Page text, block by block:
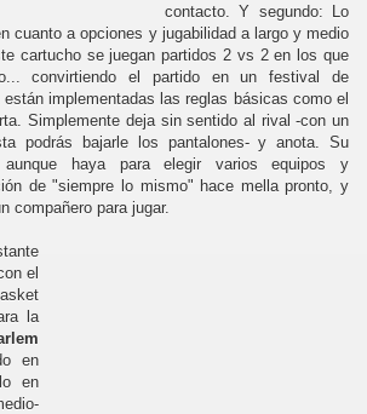
contacto. Y segundo: Lo
cuanto a opciones y jugabilidad a largo y medio
cartucho se juegan partidos 2 vs 2 en los que
convirtiendo el partido en un festival de
implementadas las reglas básicas como el
Simplemente deja sin sentido al rival -con un
podrás bajarle los pantalones- y anota. Su
aunque haya para elegir varios equipos y
de "siempre lo mismo" hace mella pronto, y
compañero para jugar.
el
la
en
en